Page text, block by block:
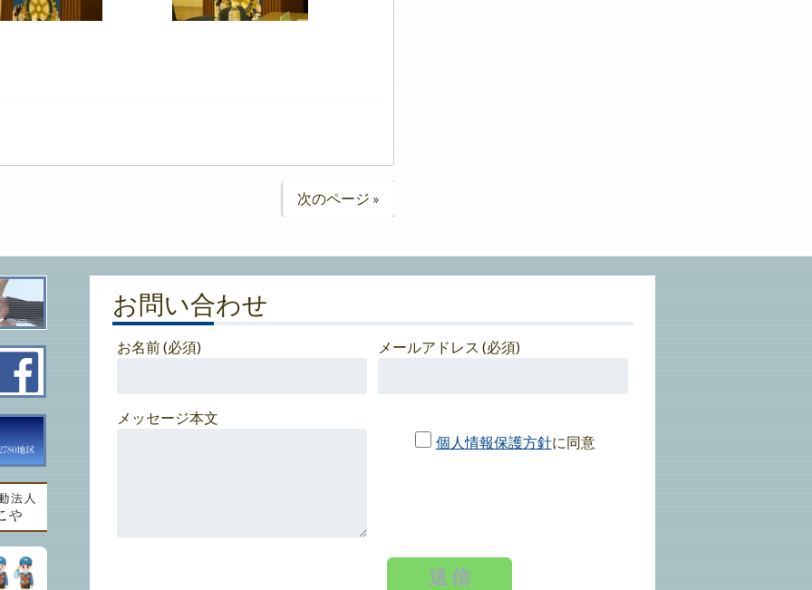
次のページ »
お問い合わせ
お名前 (必須) メールアドレス (必須)
メッセージ本文
個人情報保護方針に同意